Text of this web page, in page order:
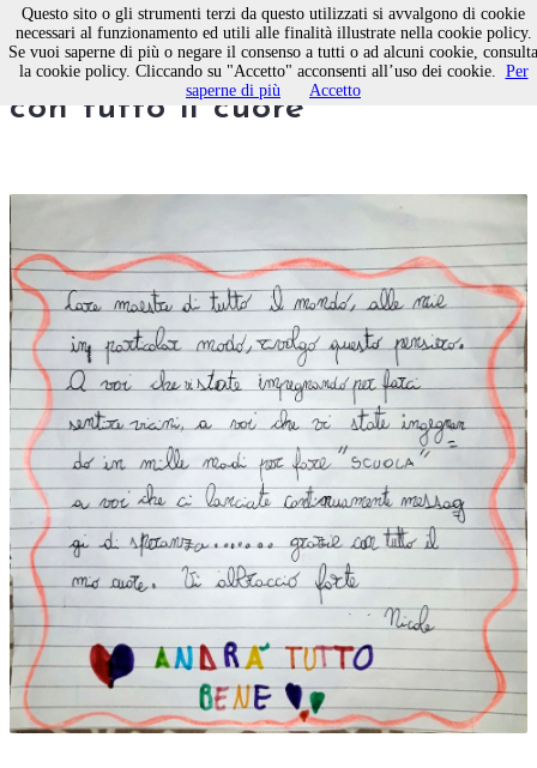
Care maestre, a voi grazie
con tutto il cuore
Questo sito o gli strumenti terzi da questo utilizzati si avvalgono di cookie
necessari al funzionamento ed utili alle finalità illustrate nella cookie policy.
Se vuoi saperne di più o negare il consenso a tutti o ad alcuni cookie, consulta
la cookie policy. Cliccando su "Accetto" acconsenti all’uso dei cookie. Per
saperne di più
Accetto